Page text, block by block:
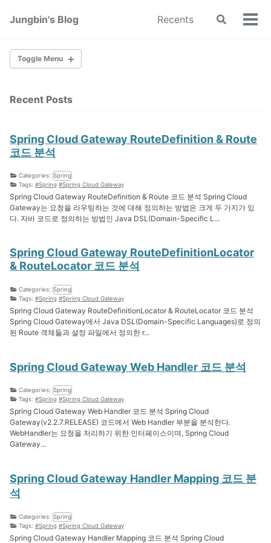
navigation
Jungbin's Blog Recents
Toggle
Toggle Menu
Spring
DB
Web
Java
Docker
Elasticsearch
Nginx
Service
Git
Etc
Recent Posts
Spring Cloud Gateway RouteDefinition & Route
코드 분석
Categories: Spring
Tags: #Spring #Spring Cloud Gateway
Spring Cloud Gateway RouteDefinition & Route 코드 분석 Spring Cloud
Gateway는 요청을 라우팅하는 것에 대해 정의하는 방법은 크게 두 가지가 있
다. 자바 코드로 정의하는 방법인 Java DSL(Domain-Specific L...
Spring Cloud Gateway RouteDefinitionLocator
& RouteLocator 코드 분석
Categories: Spring
Tags: #Spring #Spring Cloud Gateway
Spring Cloud Gateway RouteDefinitionLocator & RouteLocator 코드 분석
Spring Cloud Gateway에서 Java DSL(Domain-Specific Languages)로 정의
된 Route 객체들과 설정 파일에서 정의한 r...
Spring Cloud Gateway Web Handler 코드 분석
Categories: Spring
Tags: #Spring #Spring Cloud Gateway
Spring Cloud Gateway Web Handler 코드 분석 Spring Cloud
Gateway(v2.2.7.RELEASE) 코드에서 Web Handler 부분을 분석한다.
WebHandler는 요청을 처리하기 위한 인터페이스이며, Spring Cloud
Gateway...
Spring Cloud Gateway Handler Mapping 코드 분
석
Categories: Spring
Tags: #Spring #Spring Cloud Gateway
Spring Cloud Gateway Handler Mapping 코드 분석 Spring Cloud